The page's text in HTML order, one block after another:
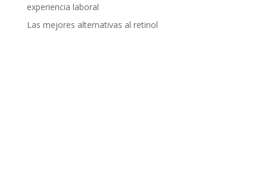
experiencia laboral
Las mejores alternativas al retinol